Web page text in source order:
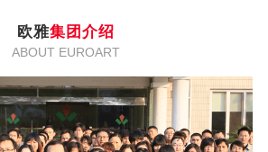
欧雅集团介绍
ABOUT EUROART